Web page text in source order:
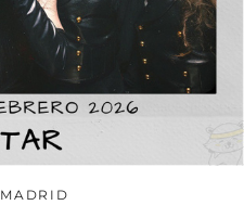
MADRID